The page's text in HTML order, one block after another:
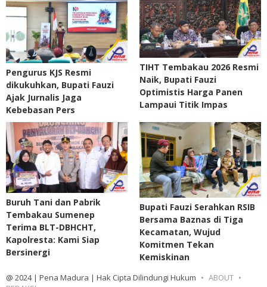
Pengurus KJS Resmi
dikukuhkan, Bupati Fauzi
Ajak Jurnalis Jaga
Kebebasan Pers
TIHT Tembakau 2026 Resmi
Naik, Bupati Fauzi
Optimistis Harga Panen
Lampaui Titik Impas
Buruh Tani dan Pabrik
Tembakau Sumenep
Terima BLT-DBHCHT,
Kapolresta: Kami Siap
Bersinergi
Bupati Fauzi Serahkan RSIB
Bersama Baznas di Tiga
Kecamatan, Wujud
Komitmen Tekan
Kemiskinan
@ 2024 | Pena Madura | Hak Cipta Dilindungi Hukum
ABOUT